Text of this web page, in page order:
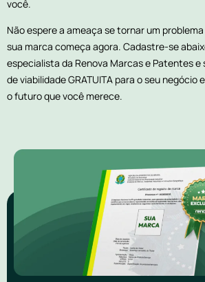
você.
Não espere a ameaça se tornar um
sua marca começa agora. Cadastre-se
especialista da Renova Marcas e Patentes e
de viabilidade GRATUITA para o seu negócio
o futuro que você merece.